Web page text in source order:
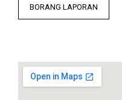
BORANG LAPORAN